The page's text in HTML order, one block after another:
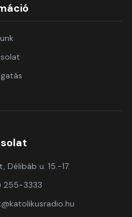
Délibáb u. 15.-17.
255-3333